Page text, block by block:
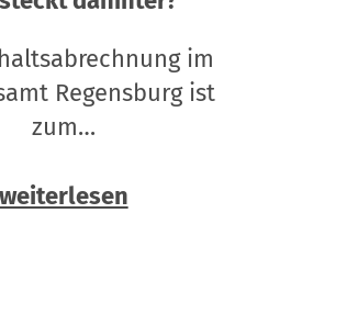
im
Regensburg ist
zum…
weiterlesen